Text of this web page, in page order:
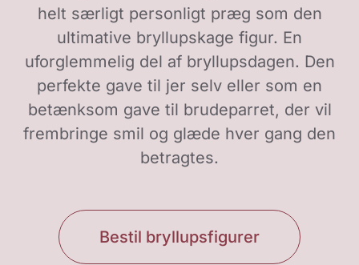
helt særligt personligt præg som den
ultimative bryllupskage figur. En
uforglemmelig del af bryllupsdagen. Den
perfekte gave til jer selv eller som en
betænksom gave til brudeparret, der vil
frembringe smil og glæde hver gang den
betragtes.
Bestil bryllupsfigurer